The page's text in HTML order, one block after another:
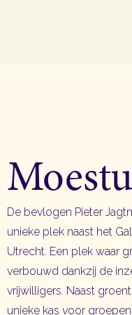
De bevlogen Pieter
unieke plek naast het
Utrecht. Een plek waar
verbouwd dankzij de
vrijwilligers. Naast
unieke kas voor